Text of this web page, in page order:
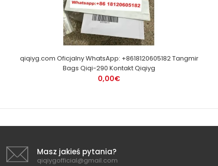
qiqiyg.com Oficjalny WhatsApp: +8618120605182 Tangmir
Bags Qiqi-290 Kontakt Qiqiyg
0,00€
Masz jakieś pytania?
qiqiygofficial@gmail.com